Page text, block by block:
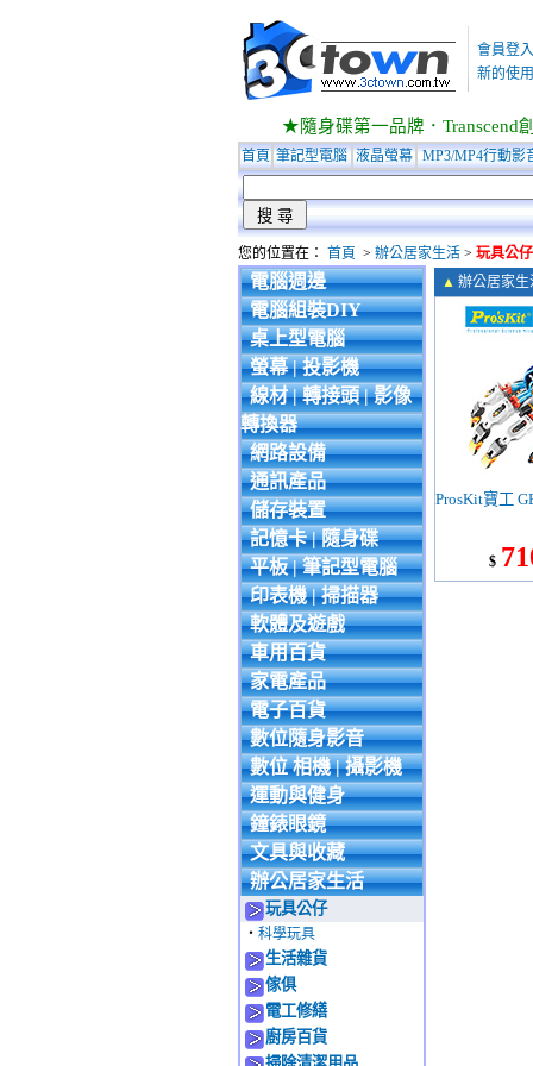
會員登入
新的使
★隨身碟第一品牌．Transcend
首頁 筆記型電腦 液晶螢幕 MP3/MP4行動影
您的位置在： 首頁 > 辦公居家生活> 玩具公仔
電腦週邊
電腦組裝DIY
桌上型電腦
螢幕 | 投影機
線材 | 轉接頭 | 影像
轉換器
網路設備
通訊產品
儲存裝置
記憶卡 | 隨身碟
平板 | 筆記型電腦
印表機 | 掃描器
軟體及遊戲
車用百貨
家電產品
電子百貨
數位隨身影音
數位 相機 | 攝影機
運動與健身
鐘錶眼鏡
文具與收藏
辦公居家生活
玩具公仔
‧ 科學玩具
生活雜貨
傢俱
電工修繕
廚房百貨
▲ 辦公居家生
ProsKit寶工
$